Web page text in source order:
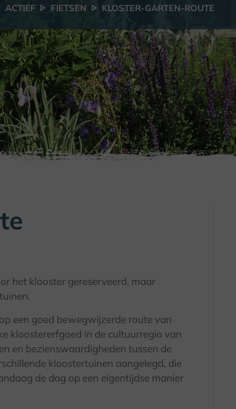
ACTIEF FIETSEN KLOSTER-GARTEN-ROUTE
het klooster gereserveerd, maar
een goed bewegwijzerde route van
kloostererfgoed in de cultuurregio van
en bezienswaardigheden tussen de
kloostertuinen aangelegd, die
de dag op een eigentijdse manier